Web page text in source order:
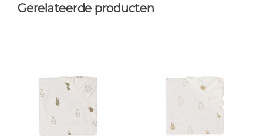
Gerelateerde producten